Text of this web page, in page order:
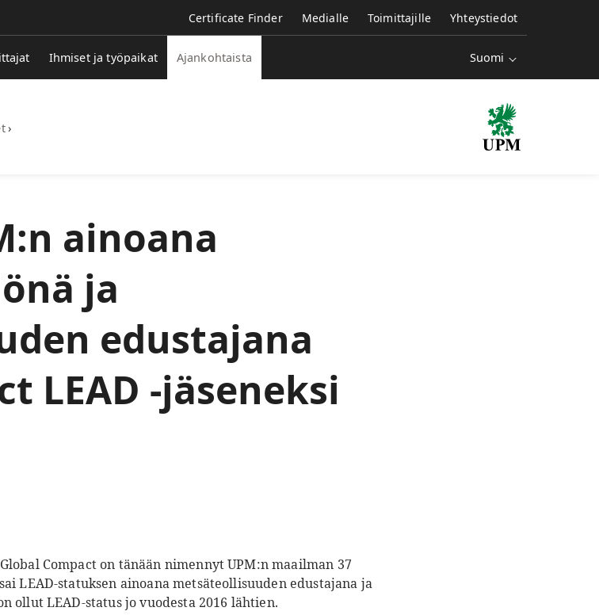
Certificate Finder Medialle Toimittajille Yhteystiedot
Suomi
Ihmiset ja työpaikat Ajankohtaista
›
ainoana
ja
edustajana
LEAD -jäseneksi
Compact on tänään nimennyt UPM:n maailman 37
LEAD-statuksen ainoana metsäteollisuuden edustajana ja
ollut LEAD-status jo vuodesta 2016 lähtien.